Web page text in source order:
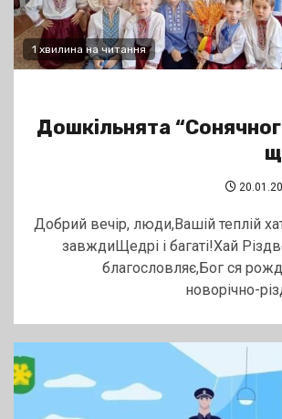
1 хвилина на читання
Дошкільнята
Добрий вечір, люди,Вашій теплій
завждиЩедрі і багаті!Хай
благословляє,Бог ся
новорічно-